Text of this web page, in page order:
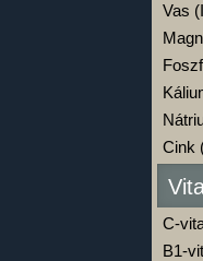
Vas
Cink
C-
B1-